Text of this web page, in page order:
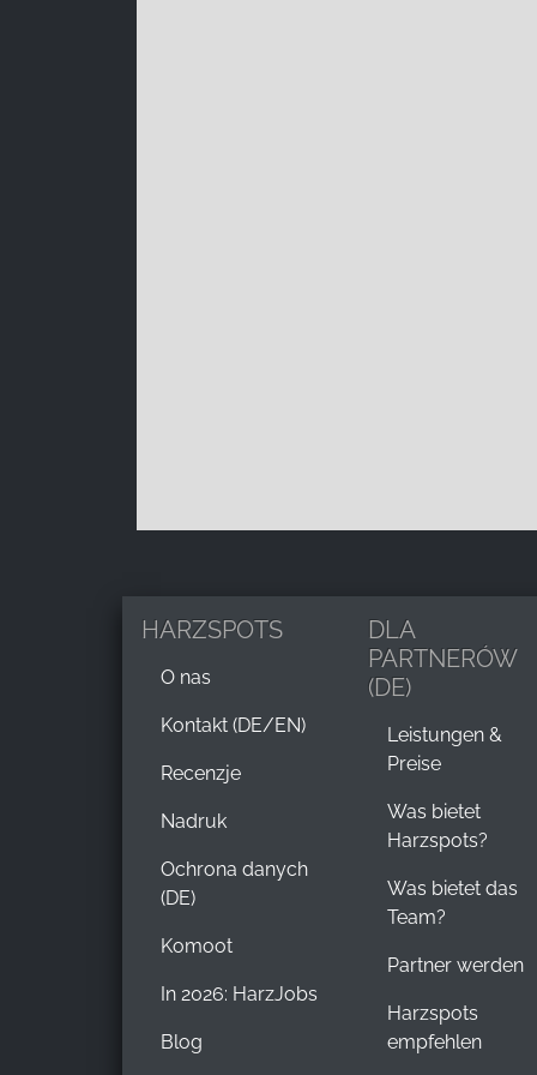
HARZSPOTS
O nas
Kontakt (DE/EN)
Recenzje
Nadruk
Ochrona danych
(DE)
Komoot
In 2026: HarzJobs
Blog
DLA
PARTNERÓW
(DE)
Leistungen &
Preise
Was bietet
Harzspots?
Was bietet das
Team?
Partner werden
Harzspots
empfehlen